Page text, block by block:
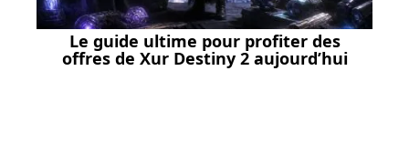
Le guide ultime pour profiter des
offres de Xur Destiny 2 aujourd’hui